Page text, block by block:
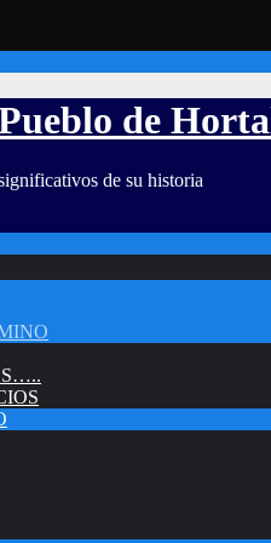
de
de su historia